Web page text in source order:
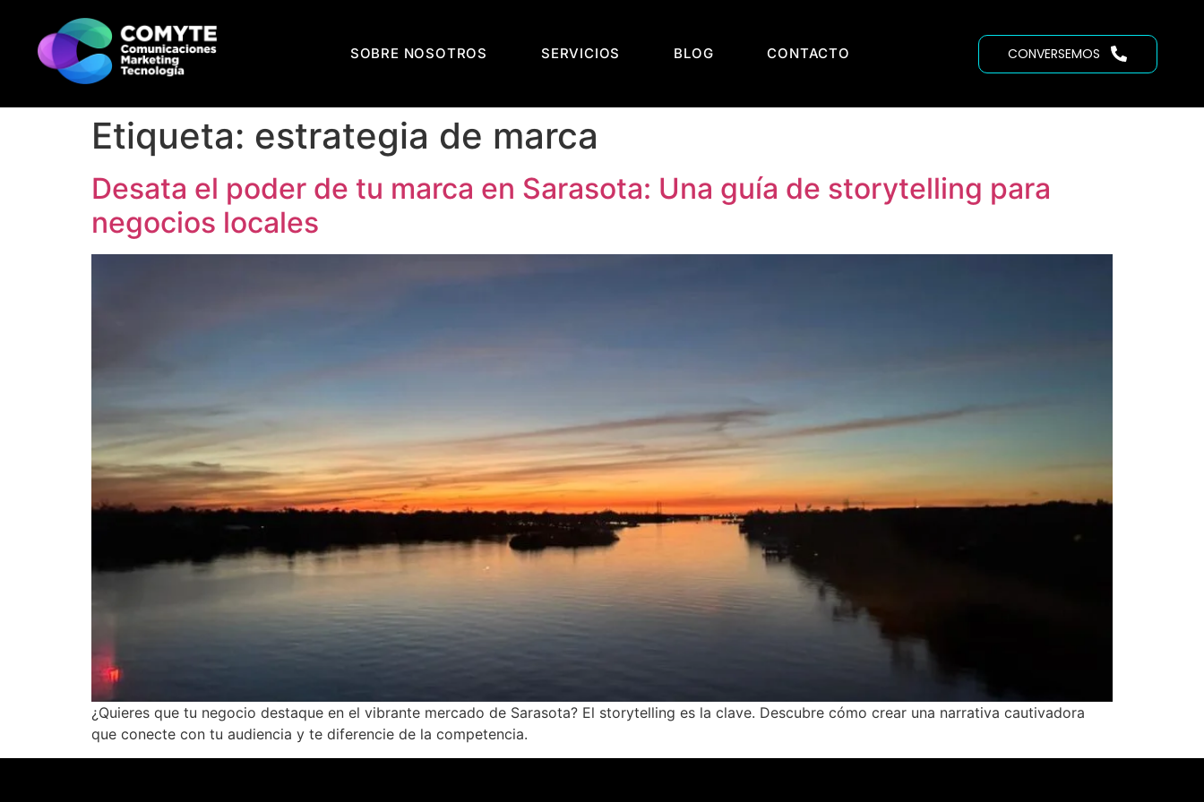
SOBRE NOSOTROS SERVICIOS BLOG CONTACTO CONVERSEMOS
Etiqueta: estrategia de marca
Desata el poder de tu marca en Sarasota: Una guía de storytelling para
negocios locales
¿Quieres que tu negocio destaque en el vibrante mercado de Sarasota? El storytelling es la clave. Descubre cómo crear una narrativa cautivadora
que conecte con tu audiencia y te diferencie de la competencia.